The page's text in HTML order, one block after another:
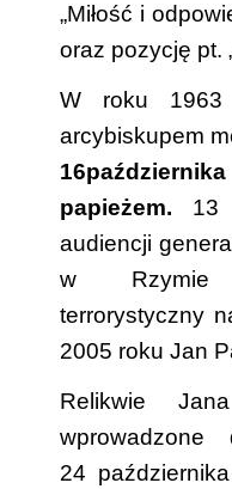
„Miłość i
oraz pozycję pt.
W roku 1963
arcybiskupem
16października
papieżem. 13
audiencji
w Rzymie
terrorystyczny
2005 roku Jan
Relikwie
24